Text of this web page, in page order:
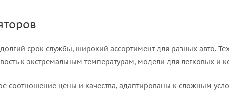
срок службы, широкий ассортимент для разных авто.
к экстремальным температурам, модели для легковых
соотношение цены и качества, адаптированы к сложным